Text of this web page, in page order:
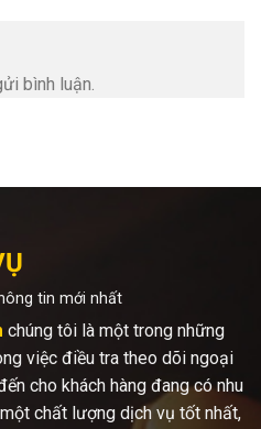
bình luận.
tin mới nhất
chúng tôi là một trong những
việc điều tra theo dõi ngoại
cho khách hàng đang có nhu
chất lượng dịch vụ tốt nhất,